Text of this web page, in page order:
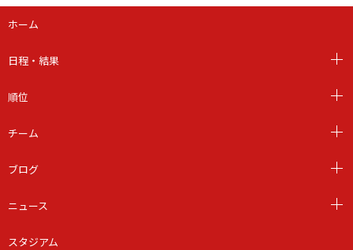
ホーム
日程・結果
順位
チーム
ブログ
ニュース
スタジアム